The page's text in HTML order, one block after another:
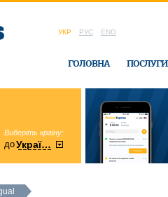
УКР РУС ENG
ГОЛОВНА ПОСЛУГИ
Виберіть країну:
доУкраїни
область:
Вінницька